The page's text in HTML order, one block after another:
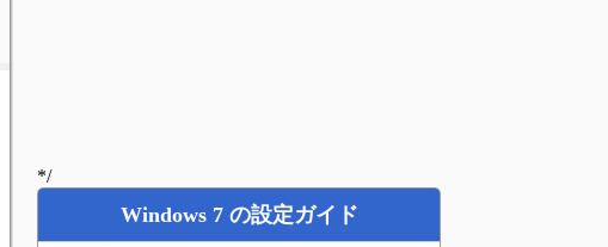
*/
Windows 7 の設定ガイド